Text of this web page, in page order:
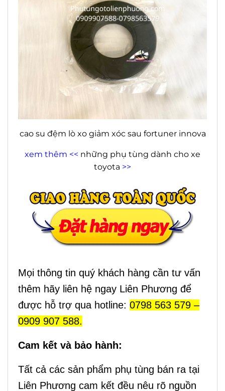
cao su đệm lò xo giảm xóc sau fortuner innova
xem thêm << những phụ tùng dành cho xe
toyota >>
Mọi thông tin quý khách hàng cần tư vấn
thêm hãy liên hệ ngay Liên Phương để
được hỗ trợ qua hotline: 0798 563 579 –
0909 907 588.
Cam kết và bảo hành:
Tất cả các sản phẩm phụ tùng bán ra tại
Liên Phương cam kết đều nêu rõ nguồn